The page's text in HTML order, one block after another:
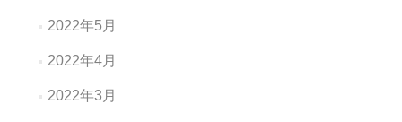
2022年5月
2022年4月
2022年3月